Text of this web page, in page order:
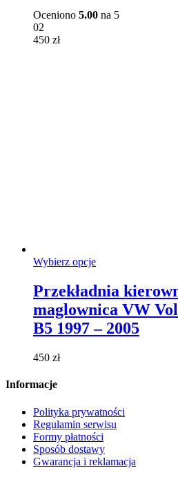
na
Oceniono 5.00 na 5
02
450 zł
Wybierz opcjeTen
ma
wiele
wariantów.
Opcje
można
Przekładnia
maglownica VW
B5 1997 – 2005
450 zł
Informacje
Polityka prywatności
Regulamin serwisu
Formy płatności
Sposób dostawy
Gwarancja i reklamacja